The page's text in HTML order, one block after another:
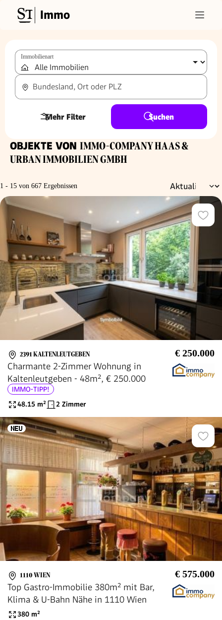
Immo
Immobilienart
Bundesland, Ort oder PLZ
Mehr Filter Suchen
OBJEKTE VON IMMO-COMPANY HAAS &
URBAN IMMOBILIEN GMBH
1 - 15 von 667 Ergebnissen
2391 KALTENLEUTGEBEN € 250.000
Charmante 2-Zimmer Wohnung in
Kaltenleutgeben - 48m², € 250.000
IMMO-TIPP!
48.15 m² 2 Zimmer
1110 WIEN € 575.000
Top Gastro-Immobilie 380m² mit Bar,
Klima & U-Bahn Nähe in 1110 Wien
380 m²